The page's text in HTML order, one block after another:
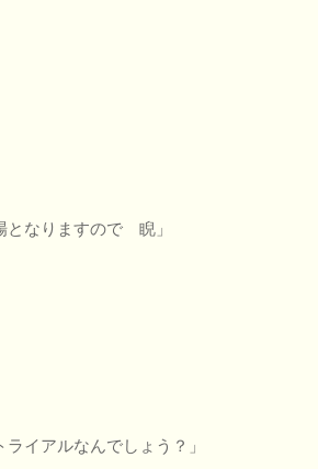
となりますので 睨」
イアルなんでしょう？」